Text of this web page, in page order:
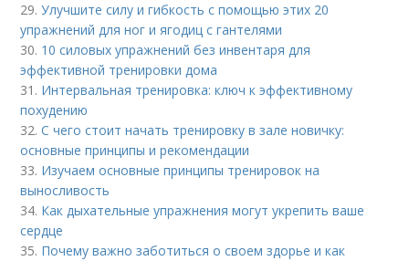
29.Улучшите силу и гибкость с помощью этих 20
упражнений для ног и ягодиц с гантелями
30. 10 силовых упражнений без инвентаря для
эффективной тренировки дома
31. Интервальная тренировка: ключ к эффективному
похудению
32.С чего стоит начать тренировку в зале новичку:
основные принципы и рекомендации
33. Изучаем основные принципы тренировок на
выносливость
34. Как дыхательные упражнения могут укрепить ваше
сердце
35. Почему важно заботиться о своем здорье и как